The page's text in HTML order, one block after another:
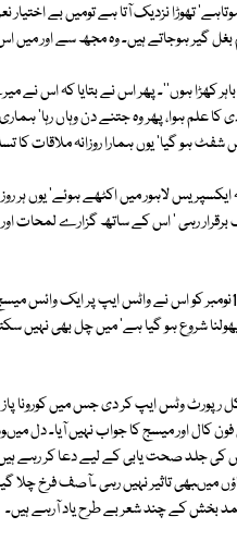
تھوڑا نزدیک آتا ہے تومیں بے اختیار
گیر ہوجاتے ہیں۔ وہ مجھ سے اور میں
کھڑا ہوں''۔ پھر اس نے بتایا کہ اس
ہوا، پھر وہ جتنے دن وہاں رہا' ہماری
ہو گیا' یوں ہمارا روزانہ ملاقات کا
لاہور میں اکٹھے ہوئے' یوں ہر
رہی ' اس کے ساتھ گزارے لمحات
آصف علی فرخ اتنی جلد ہمیں چھوڑ جائے گا' مجھے اس کا یقین نہیں تھا۔ 13نومبر کو اس
شروع ہو گیا ہے' میں چل بھی نہیں
رپورٹ وٹس ایپ کر دی جس میں کورونا
کال اور میسج کا جواب نہیں آیا۔ دل
جلد صحت یابی کے لیے دعا کر رہے
تاثیر نہیں رہی ۔آصف فرخ چلا
بخش کے چند شعر بے طرح یاد آرہے ہیں۔